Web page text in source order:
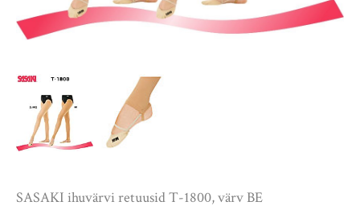
SASAKI ihuvärvi retuusid T-1800, värv BE